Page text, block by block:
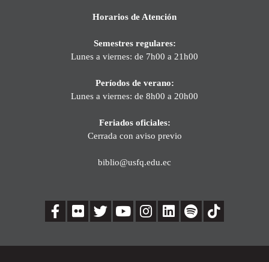
Horarios de Atención
Semestres regulares:
Lunes a viernes: de 7h00 a 21h00
Períodos de verano:
Lunes a viernes: de 8h00 a 20h00
Feriados oficiales:
Cerrada con aviso previo
biblio@usfq.edu.ec